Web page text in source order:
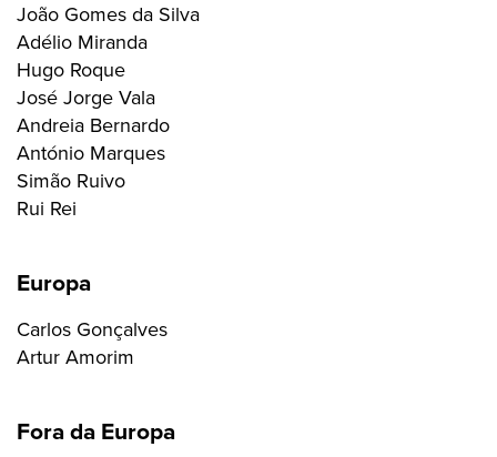
João Gomes da Silva
Adélio Miranda
Hugo Roque
José Jorge Vala
Andreia Bernardo
António Marques
Simão Ruivo
Rui Rei
Europa
Carlos Gonçalves
Artur Amorim
Fora da Europa